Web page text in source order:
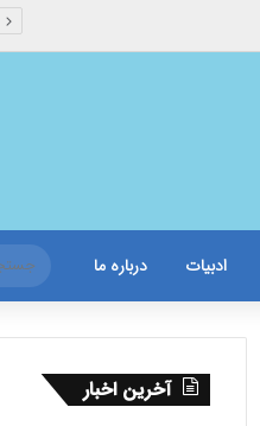
ادبیات درباره ما
آخرین اخبار